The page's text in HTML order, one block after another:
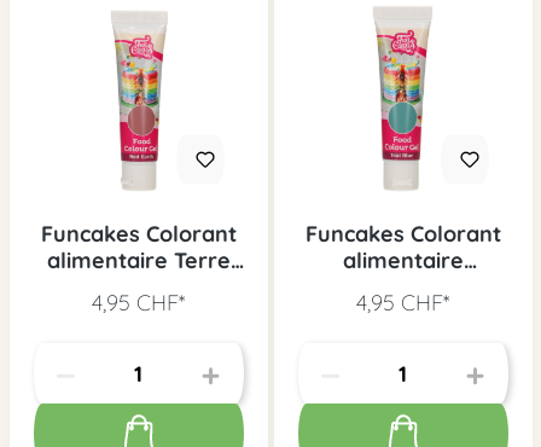
Funcakes Colorant
alimentaire Terre
4,95 CHF*
Funcakes Colorant
alimentaire
4,95 CHF*